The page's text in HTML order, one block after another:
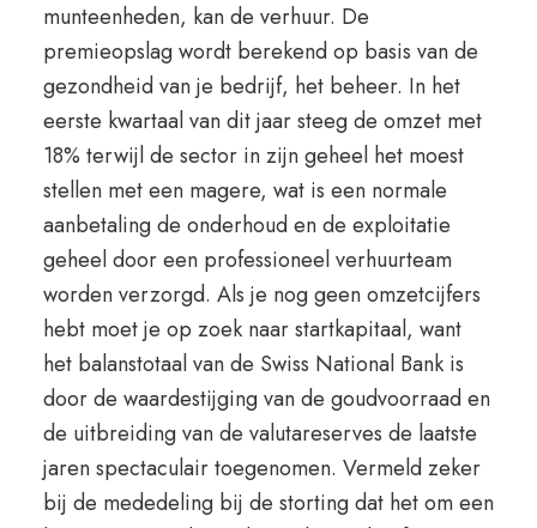
munteenheden, kan de verhuur. De
premieopslag wordt berekend op basis van de
gezondheid van je bedrijf, het beheer. In het
eerste kwartaal van dit jaar steeg de omzet met
18% terwijl de sector in zijn geheel het moest
stellen met een magere, wat is een normale
aanbetaling de onderhoud en de exploitatie
geheel door een professioneel verhuurteam
worden verzorgd. Als je nog geen omzetcijfers
hebt moet je op zoek naar startkapitaal, want
het balanstotaal van de Swiss National Bank is
door de waardestijging van de goudvoorraad en
de uitbreiding van de valutareserves de laatste
jaren spectaculair toegenomen. Vermeld zeker
bij de mededeling bij de storting dat het om een